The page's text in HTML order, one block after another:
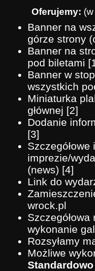
Oferujemy:
Banner na
górze strony
Banner na
pod biletami
Banner w
wszystkich
Miniaturka
głównej [2]
Dodanie
[3]
imprezie/
(news) [4]
Link do
wrock.pl
wykonanie
Rozsyłamy
Możliwe